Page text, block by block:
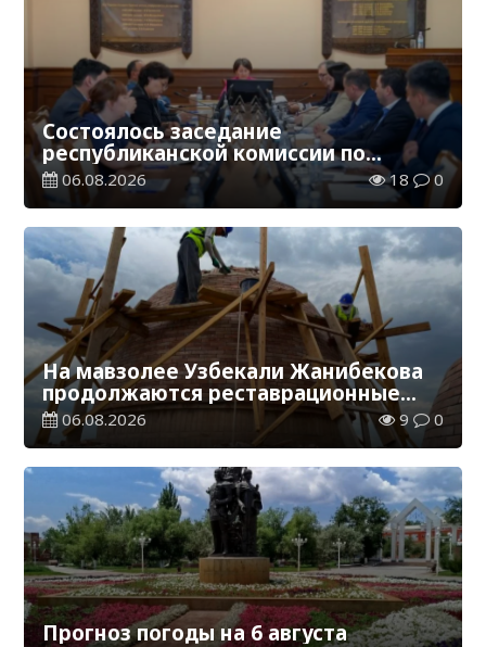
Состоялось заседание
республиканской комиссии по
присуждению образовательных
грантов
06.08.2026 18 0
На мавзолее Узбекали Жанибекова
продолжаются реставрационные
работы
06.08.2026 9 0
Прогноз погоды на 6 августа